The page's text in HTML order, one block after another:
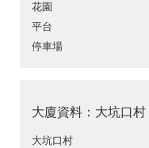
花園
平台
停車場
大廈資料：大坑口村
大坑口村